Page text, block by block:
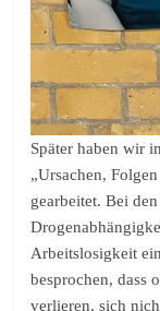
Später haben wir
„Ursachen,
gearbeitet. Bei
Arbeitslosigkeit
besprochen, dass
verlieren, sich